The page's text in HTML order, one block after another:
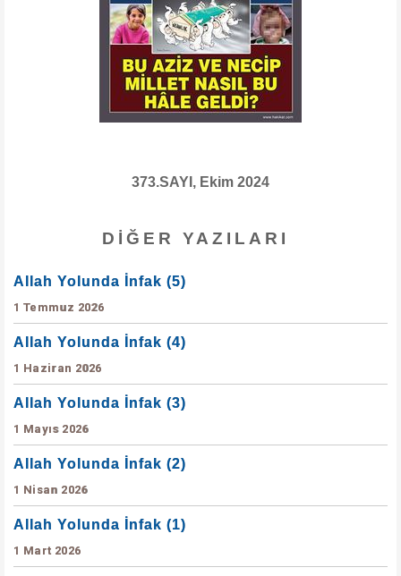
373.SAYI, Ekim 2024
DIĞER YAZILARI
Allah Yolunda İnfak (5)
1 Temmuz 2026
Allah Yolunda İnfak (4)
1 Haziran 2026
Allah Yolunda İnfak (3)
1 Mayıs 2026
Allah Yolunda İnfak (2)
1 Nisan 2026
Allah Yolunda İnfak (1)
1 Mart 2026